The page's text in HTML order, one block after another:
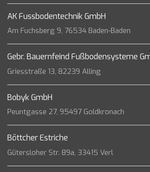
AK Fussbodentechnik GmbH
Am Fuchsberg 9, 76534 Baden-Baden
Gebr. Bauernfeind Fußbodensysteme
Griesstraße 13, 82239 Alling
Bobyk GmbH
Peuntgasse 27, 95497 Goldkronach
Böttcher Estriche
Gütersloher Str. 89a, 33415 Verl